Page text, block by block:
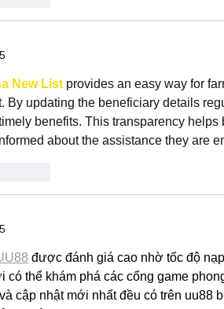
New List provides an easy way for
By updating the beneficiary details
benefits. This transparency
about the assistance they are
được đánh giá cao nhờ tốc độ
thể khám phá các cổng game
cập nhật mới nhất đều có trên uu88